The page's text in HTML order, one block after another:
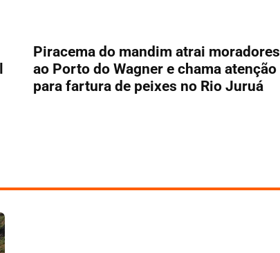
Piracema do mandim atrai moradores
ao Porto do Wagner e chama atenção
para fartura de peixes no Rio Juruá